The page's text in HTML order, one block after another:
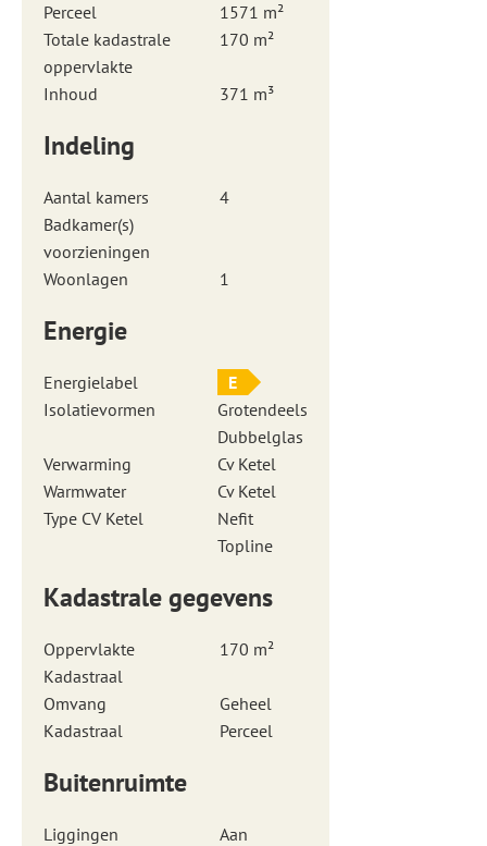
Perceel
1571 m²
Totale kadastrale
oppervlakte
170 m²
Inhoud 371 m³
Indeling
Aantal kamers
4
Badkamer(s)
voorzieningen
Woonlagen
1
Energie
Energielabel
E
Isolatievormen
Grotendeels
Dubbelglas
Verwarming
Cv Ketel
Warmwater
Cv Ketel
Type CV Ketel
Nefit
Topline
Kadastrale gegevens
Oppervlakte
Kadastraal
170 m²
Omvang
Kadastraal
Geheel
Perceel
Buitenruimte
Liggingen
Aan